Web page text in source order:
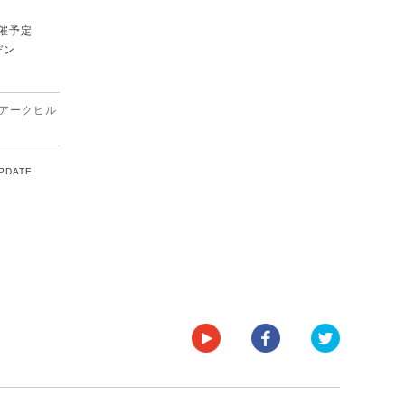
予定
ークヒル